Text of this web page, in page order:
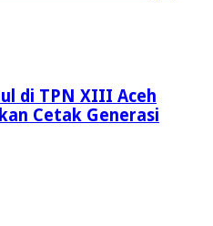
di TPN XIII Aceh
Cetak Generasi